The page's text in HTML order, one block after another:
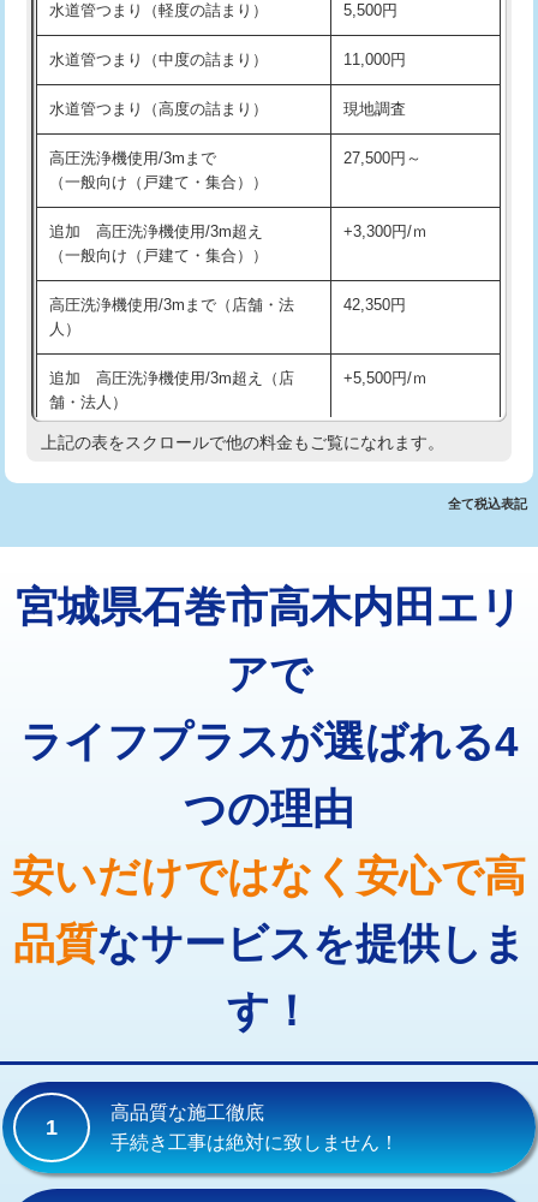
洗面台設置 38,500円
化粧台設置 22,000円
追加人工 16,500円
廃棄・処分 現場見積
※給水管工事は20mmまでの価格です。
交換・取付(排水栓・排水トラップ
22,000円+材料費
持込商品取付（混合水栓）
持込商品取付（浄水器・分岐水栓） 16,500円
業）
排水管工事（追加 排水管工事/3ｍ超
え）
マス交換（土の掘削・埋め戻し作業） 11,000円~
マス交換（深さ50㎝以上） 66,000円
コンクリート斫り（厚さ10㎝超え）
モルタル補修（厚さ10㎝まで） 27,500円
16,500円
廃棄・処分 現場見積
水道管つまり（軽度の詰まり） 5,500円
水道管つまり（中度の詰まり） 11,000円
水道管つまり（高度の詰まり） 現地調査
高圧洗浄機使用/3mまで
（一般向け（戸建て・集合））
27,500円～
追加 高圧洗浄機使用/3m超え
（一般向け（戸建て・集合））
+3,300円/ｍ
高圧洗浄機使用/3mまで（店舗・法
人）
42,350円
追加 高圧洗浄機使用/3m超え（店
舗・法人）
+5,500円/ｍ
高度高圧洗浄換 現地調査
トーラー機使用/3mまで 33,000円
追加トーラー機使用/3m超え +3,300円
止水・漏水調査・防水処理・清掃・修
11,000円
止水・漏水調査・防水処理・清掃・修
22,000円
止水・漏水調査・防水処理・清掃・修
理・調整・分解・加工など（重作業）
33,000円
その他部品の脱着 8,800円～
交換・取付(単水栓（壁付・デッキ
式）)
13,200円+材料費
交換・取付(混合水栓（壁付・デッキ
式・ワンホール）)
16,500円+材料費
上記の表をスクロールで他の料金もご覧になれます。
全て税込表記
宮城県石巻市高木内田エリ
アで
ライフプラスが選ばれる4
つの理由
安いだけではなく安心で高
品質なサービスを提供しま
す！
1
高品質な施工徹底
手続き工事は絶対に致しません！